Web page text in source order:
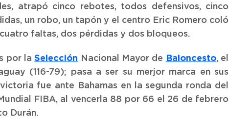
atrapó cinco rebotes, todos defensivos, cinco
un robo, un tapón y el centro Eric Romero coló
faltas, dos pérdidas y dos bloqueos.
por laSelección Nacional Mayor de Baloncesto, el
(116-79); pasa a ser su merjor marca en sus
fue ante Bahamas en la segunda ronda del
FIBA, al vencerla 88 por 66 el 26 de febrero
Durán.